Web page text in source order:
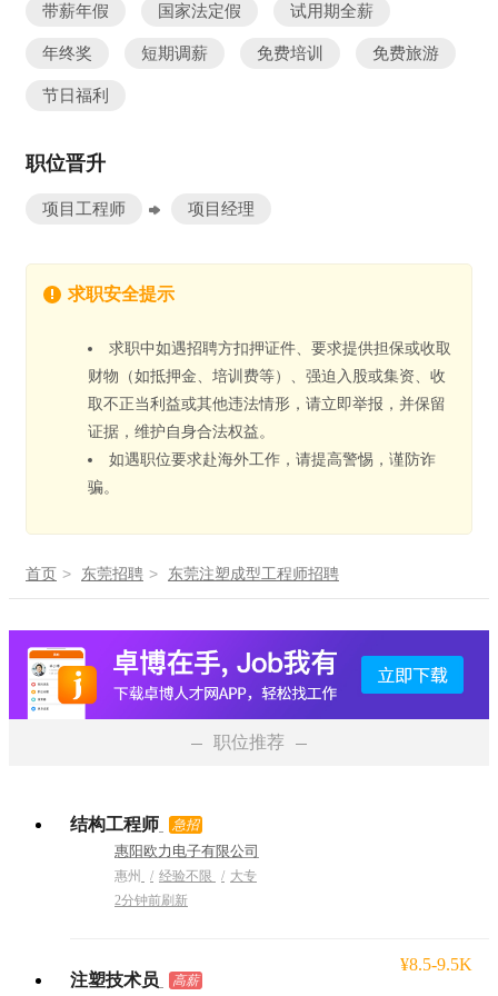
带薪年假 国家法定假 试用期全薪
年终奖 短期调薪 免费培训 免费旅游
节日福利
职位晋升
项目工程师 项目经理
求职安全提示
求职中如遇招聘方扣押证件、要求提供担保或收取
财物（如抵押金、培训费等）、强迫入股或集资、收
取不正当利益或其他违法情形，请立即举报，并保留
证据，维护自身合法权益。
如遇职位要求赴海外工作，请提高警惕，谨防诈
骗。
首页 > 东莞招聘 > 东莞注塑成型工程师招聘
职位推荐
结构工程师 急招
惠阳欧力电子有限公司
惠州 经验不限
大专
2分钟前刷新
注塑技术员 高薪
¥8.5-9.5K